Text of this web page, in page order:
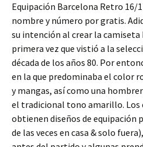
Equipación Barcelona Retro 16/
nombre y número por gratis.
su intención al crear la
primera vez que vistió a la
década de los años 80. Por
en la que predominaba el color
y mangas, así como una
el tradicional tono amarillo. Los
obtienen diseños de equipación
de las veces en casa & solo